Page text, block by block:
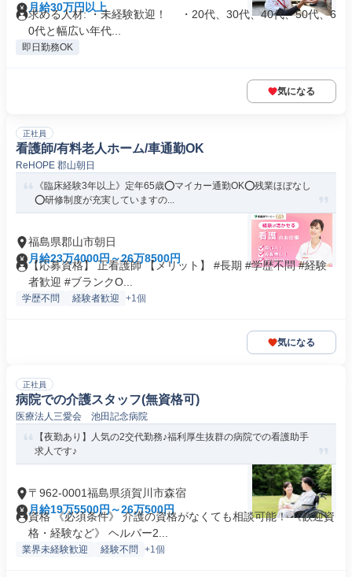
月給30万円以上
求める人材: ・未経験歓迎！ ・20代、30代、40代、50代、6
0代と幅広い年代...
即日勤務OK
気になる
正社員
看護師/有料老人ホーム/車通勤OK
ReHOPE 郡山朝日
《臨床経験3年以上》定年65歳⭕マイカー通勤OK⭕残業ほぼなし
⭕研修制度が充実していますの...
福島県郡山市朝日
月給23万4000円～26万8500円
【応募資格】 正看護師 【メリット】 #長期 #学歴不問 #経験
者歓迎 #ブランクO...
学歴不問 経験者歓迎 +1個
気になる
正社員
病院での介護スタッフ(無資格可)
医療法人三愛会 池田記念病院
【夜勤あり】人気の2交代勤務♪福利厚生抜群の病院での看護助手
求人です♪
〒962-0001福島県須賀川市森宿
月給19万5500円～26万500円
資格 《必須条件》 介護の資格がなくても相談可能！ 《歓迎資
格・経験など》 ヘルパー2...
業界未経験歓迎 経験不問 +1個